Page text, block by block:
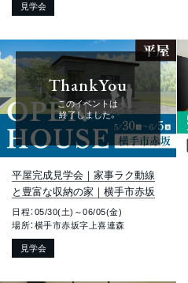
見学会
ThankYou
このイベントは
終了しました。
平屋完成見学会｜家事ラク動線
と豊富な収納の家｜横手市赤坂
日程：05/30(土)～06/05(金)
場所：横手市赤坂字上喜連森
見学会